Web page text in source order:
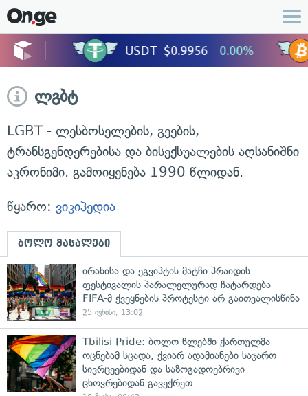
ლგბტ
LGBT - ლესბოსელების, გეების,
ტრანსგენდერებისა და ბისექსუალების აღსანიშნი
აკრონიმი. გამოიყენება 1990 წლიდან.
წყარო: ვიკიპედია
ბოლო მასალები
ირანისა და ეგვიპტის მატჩი პრაიდის
ფესტივალის პარალელურად ჩატარდება —
FIFA-მ ქვეყნების პროტესტი არ გაითვალისწინა
25 ივნისი, 13:02
Tbilisi Pride: ბოლო წლებში ქართულმა
ოცნებამ სცადა, ქვიარ ადამიანები საჯარო
სივრცეებიდან და საზოგადოებრივი
ცხოვრებიდან გავექრეთ